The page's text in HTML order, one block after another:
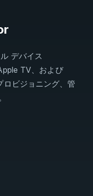
デバイス
TV、および
ビジョニング、管